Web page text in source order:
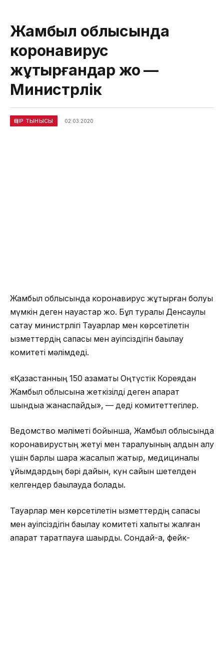
Жамбыл облысында
коронавирус
жұқтырғандар жоқ —
Министрлік
ӨҢІР ТЫНЫСЫ 02.03.2020
Жамбыл облысында коронавирус жұқтырған болуы
мүмкін деген науқастар жоқ. Бұл туралы Денсаулық
сақтау министрлігі Тауарлар мен көрсетілетін
қызметтердің сапасы мен қауіпсіздігін бақылау
комитеті мәлімдеді.
«Қазақстанның 150 азаматы Оңтүстік Кореядан
Жамбыл облысына жеткізілді деген ақпарат
шындыққа жанаспайды», — деді комитеттегілер.
Ведомство мәліметі бойынша, Жамбыл облысында
коронавирустың жетуі мен таралуының алдын алу
үшін барлық шара жасалып жатыр, медициналық
ұйымдардың бәрі дайын, күн сайын шетелден
келгендер бақылауда болады.
Тауарлар мен көрсетілетін қызметтердің сапасы
мен қауіпсіздігін бақылау комитеті халықты жалған
ақпарат таратпауға шақырды. Сондай-ақ, фейк-